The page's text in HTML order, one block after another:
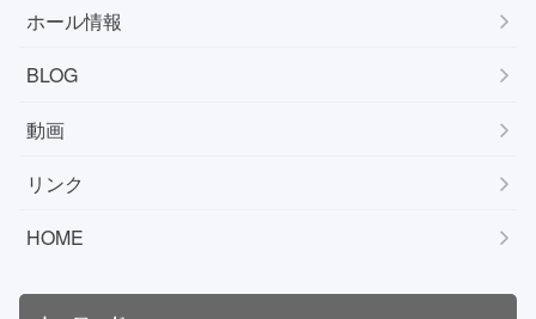
ホール情報
BLOG
動画
リンク
HOME